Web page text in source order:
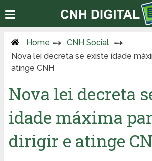
Home
CNH Social
Nova lei decreta se existe idade
atinge CNH
Nova lei decreta
idade máxima
dirigir e atinge